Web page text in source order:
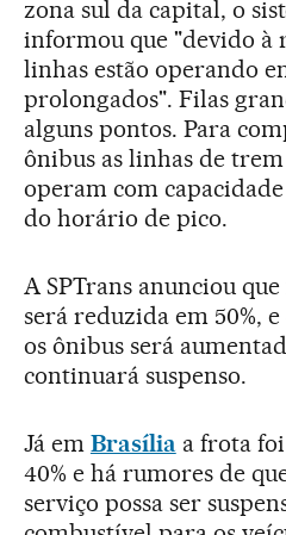
zona sul da capital, o
informou que "devido à
linhas estão operando
prolongados". Filas
alguns pontos. Para
ônibus as linhas de
operam com
do horário de pico.
A SPTrans anunciou
será reduzida em 50%,
os ônibus será
continuará suspenso.
Já em Brasília a frota
40% e há rumores de
serviço possa ser